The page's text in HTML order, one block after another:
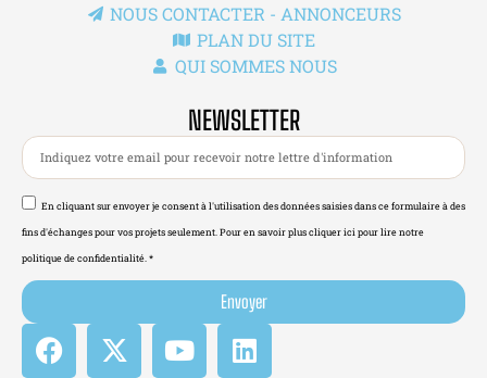
NOUS CONTACTER - ANNONCEURS
PLAN DU SITE
QUI SOMMES NOUS
NEWSLETTER
En cliquant sur envoyer je consent à l'utilisation des données saisies dans ce formulaire à des
fins d'échanges pour vos projets seulement. Pour en savoir plus cliquer ici pour lire notre
politique de confidentialité. *
Envoyer